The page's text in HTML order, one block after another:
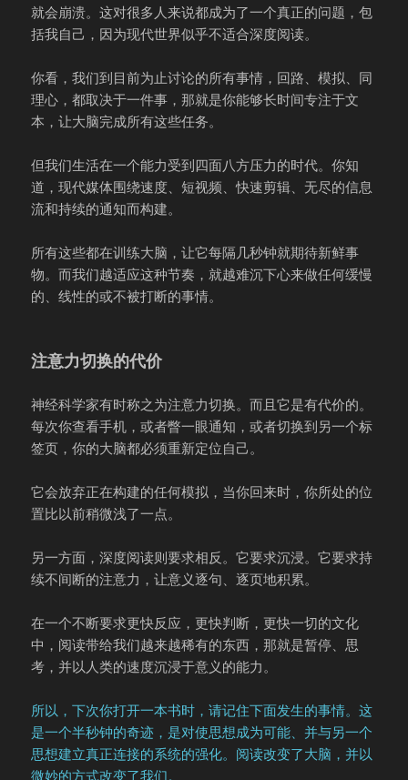
就会崩溃。这对很多人来说都成为了一个真正的问题，包
括我自己，因为现代世界似乎不适合深度阅读。
你看，我们到目前为止讨论的所有事情，回路、模拟、同
理心，都取决于一件事，那就是你能够长时间专注于文
本，让大脑完成所有这些任务。
但我们生活在一个能力受到四面八方压力的时代。你知
道，现代媒体围绕速度、短视频、快速剪辑、无尽的信息
流和持续的通知而构建。
所有这些都在训练大脑，让它每隔几秒钟就期待新鲜事
物。而我们越适应这种节奏，就越难沉下心来做任何缓慢
的、线性的或不被打断的事情。
注意力切换的代价
神经科学家有时称之为注意力切换。而且它是有代价的。
每次你查看手机，或者瞥一眼通知，或者切换到另一个标
签页，你的大脑都必须重新定位自己。
它会放弃正在构建的任何模拟，当你回来时，你所处的位
置比以前稍微浅了一点。
另一方面，深度阅读则要求相反。它要求沉浸。它要求持
续不间断的注意力，让意义逐句、逐页地积累。
在一个不断要求更快反应，更快判断，更快一切的文化
中，阅读带给我们越来越稀有的东西，那就是暂停、思
考，并以人类的速度沉浸于意义的能力。
所以，下次你打开一本书时，请记住下面发生的事情。这
是一个半秒钟的奇迹，是对使思想成为可能、并与另一个
思想建立真正连接的系统的强化。阅读改变了大脑，并以
微妙的方式改变了我们。